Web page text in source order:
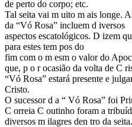
de perto do corpo; etc.
Tal seita vai m uito m ais longe.
da “Vó Rosa” incluem d iversos
aspectos escatológicos. D izem
para estes tem pos do
fim com o m esm o valor do
que, p o r ocasião da volta de C
“Vó Rosa” estará presente e
Cristo.
O sucessor d a “ Vó Rosa” foi
C orreia C outinho foram a
diversos m ilagres den tro da seita.